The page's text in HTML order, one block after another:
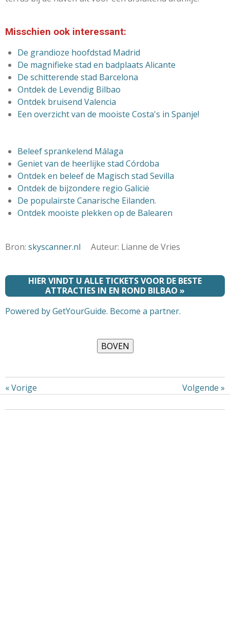
Misschien ook interessant:
De grandioze hoofdstad Madrid
De magnifieke stad en badplaats Alicante
De schitterende stad Barcelona
Ontdek de Levendig Bilbao
Ontdek bruisend Valencia
Een overzicht van de mooiste Costa's in Spanje!
Beleef sprankelend Málaga
Geniet van de heerlijke stad Córdoba
Ontdek en beleef de Magisch stad Sevilla
Ontdek de bijzondere regio Galicië
De populairste Canarische Eilanden.
Ontdek mooiste plekken op de Balearen
Bron: skyscanner.nl Auteur: Lianne de Vries
HIER VINDT U ALLE TICKETS VOOR DE BESTE
ATTRACTIES IN EN ROND BILBAO »
Powered by GetYourGuide. Become a partner.
«Vorige Volgende »